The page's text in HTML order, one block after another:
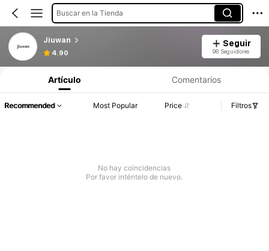
Buscar en la Tienda
Jiuwan
4.90
Seguir
98 Seguidores
Artículo Comentarios
Recommended Most Popular Price Filtros
No hay coincidencias
Por favor inténtelo de nuevo.